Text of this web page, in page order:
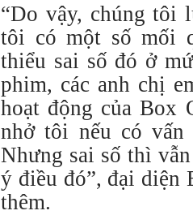
“Do vậy, chúng tôi
tôi có một số mối
thiểu sai số đó ở
phim, các anh chị
hoạt động của Box
nhở tôi nếu có vấn
Nhưng sai số thì
ý điều đó”, đại diện
thêm.